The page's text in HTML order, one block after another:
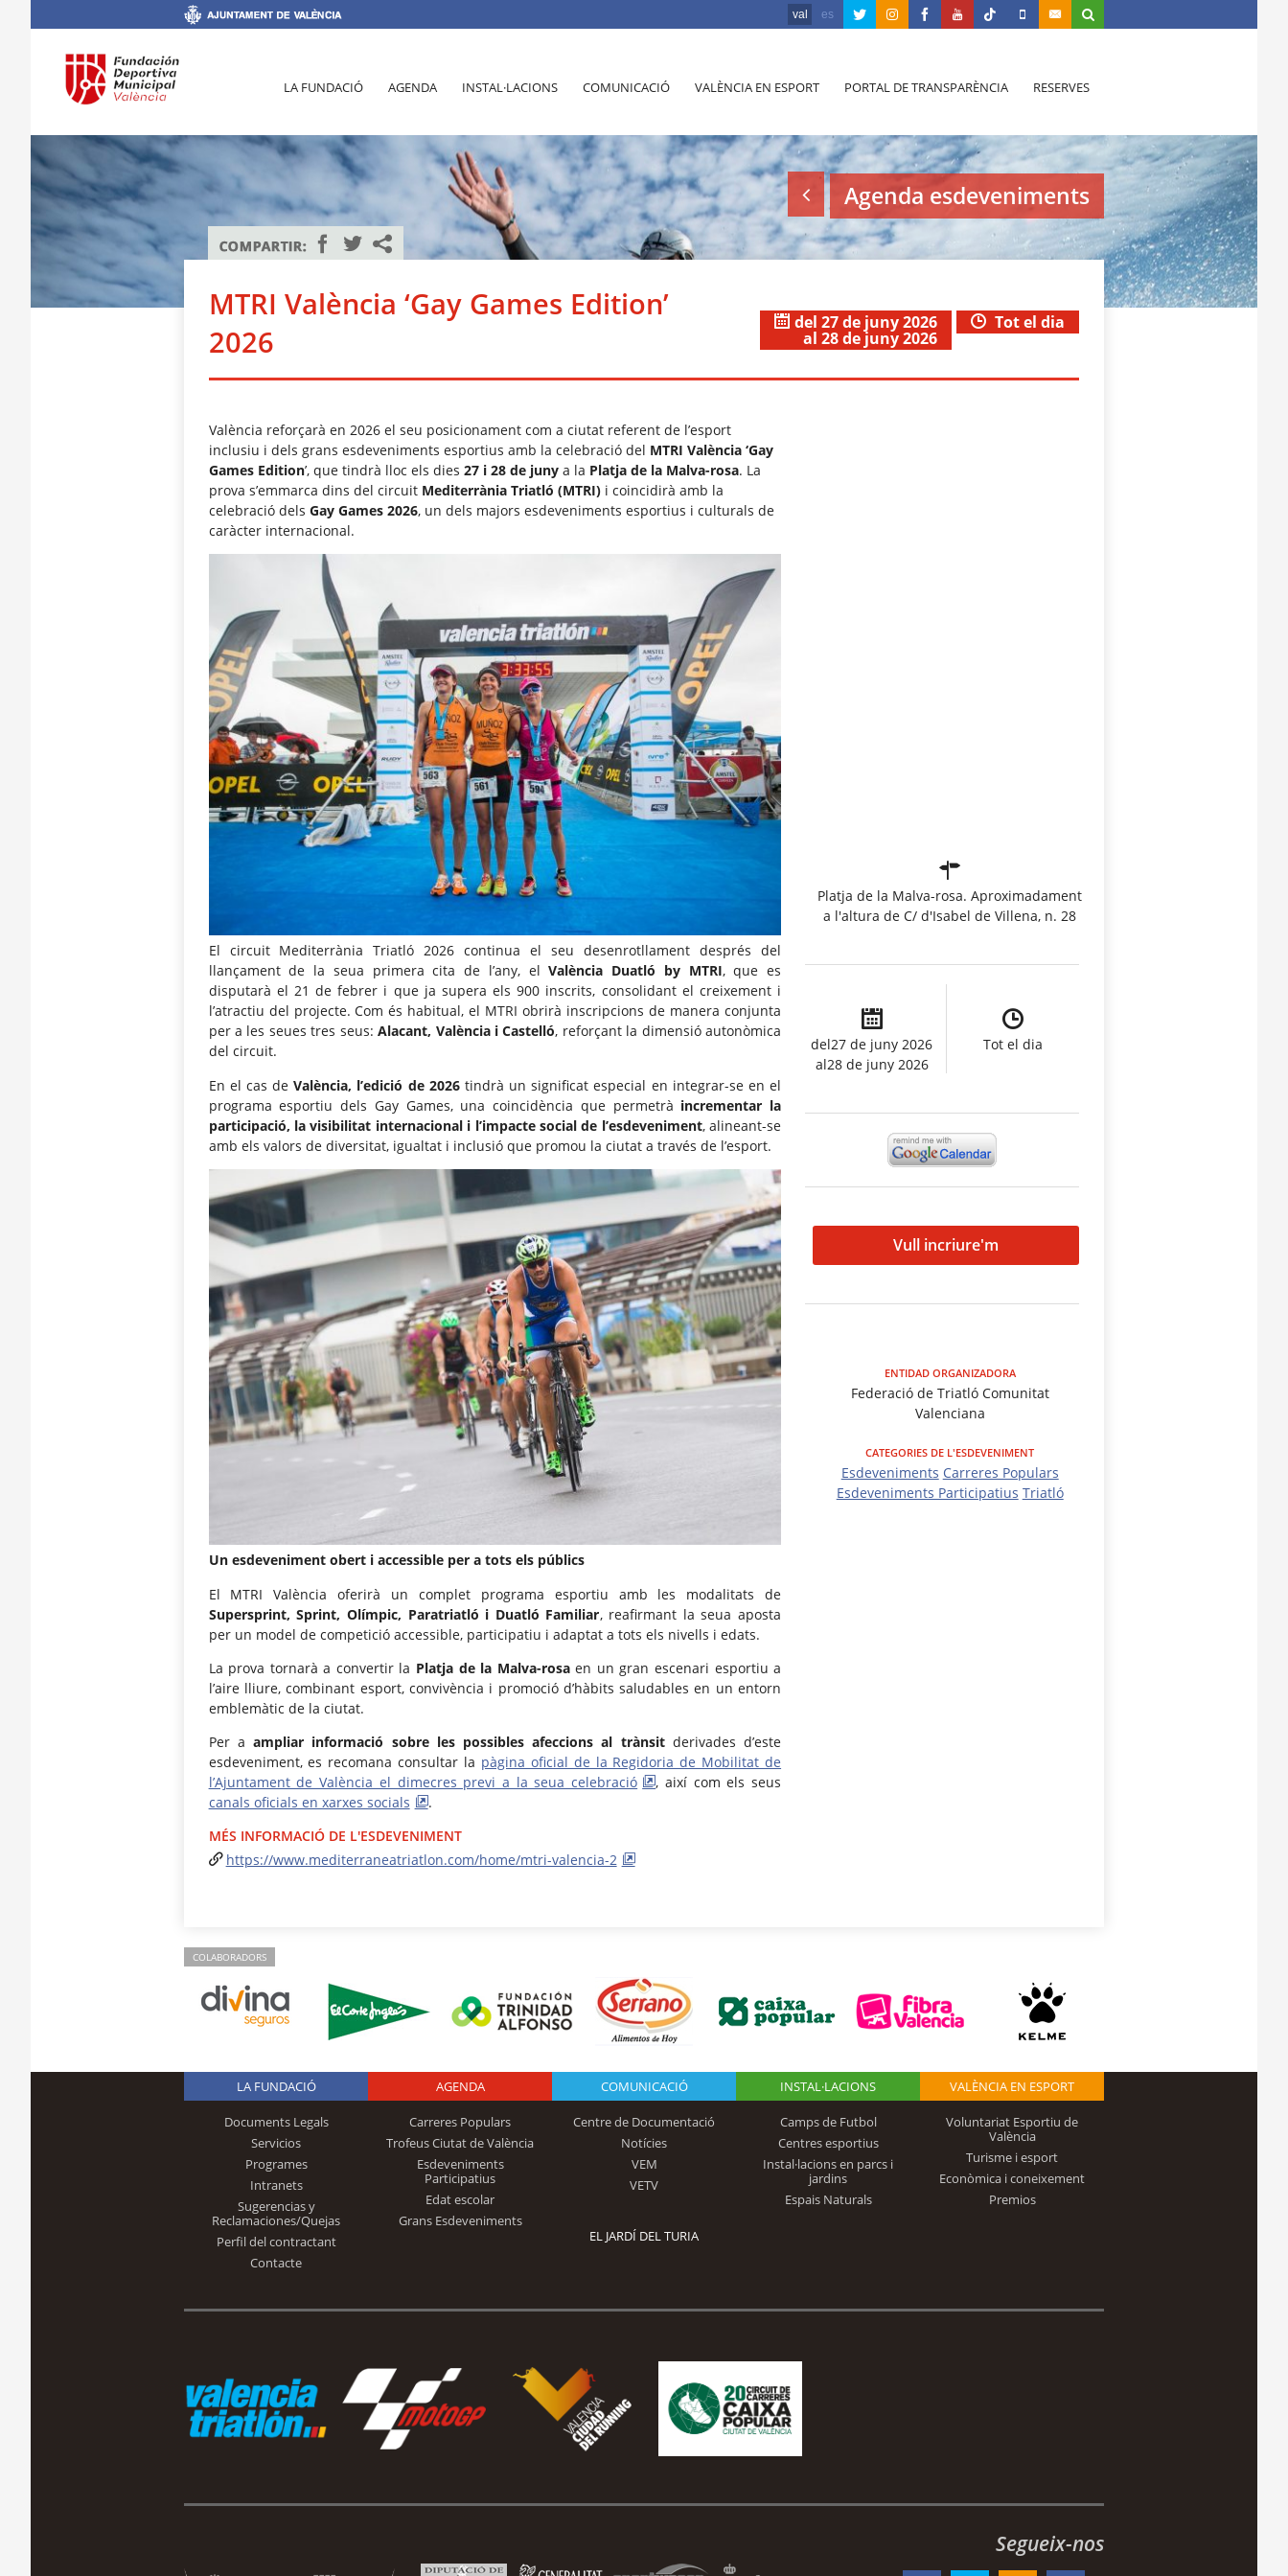
val es
LA FUNDACIÓ AGENDA INSTAL·LACIONS COMUNICACIÓ VALÈNCIA EN ESPORT PORTAL DE TRANSPARÈNCIA RESERVES
Agenda esdeveniments
MTRI València ‘Gay Games Edition’
2026
Tot el dia
del 27 de juny 2026
al 28 de juny 2026
València reforçarà en 2026 el seu posicionament com a ciutat referent de l’esport
inclusiu i dels grans esdeveniments esportius amb la celebració del MTRI València ‘Gay
Games Edition’, que tindrà lloc els dies 27 i 28 de junya la Platja de la Malva-rosa. La
prova s’emmarca dins del circuit Mediterrània Triatló (MTRI)i coincidirà amb la
celebració dels Gay Games 2026, un dels majors esdeveniments esportius i culturals de
caràcter internacional.
El circuit Mediterrània Triatló 2026 continua el seu desenrotllament després del
llançament de la seua primera cita de l’any, elValència Duatló by MTRI, que es
disputarà el 21 de febrer i que ja supera els 900 inscrits, consolidant el creixement i
l’atractiu del projecte. Com és habitual, el MTRI obrirà inscripcions de manera conjunta
per a les seues tres seus:Alacant, València i Castelló, reforçant la dimensió autonòmica
del circuit.
En el cas deValència, l’edició de 2026tindrà un significat especial en integrar-se en el
programa esportiu dels Gay Games, una coincidència que permetrà incrementar la
participació, la visibilitat internacional i l’impacte social de l’esdeveniment, alineant-se
amb els valors de diversitat, igualtat i inclusió que promou la ciutat a través de l’esport.
Un esdeveniment obert i accessible per a tots els públics
El MTRI València oferirà un complet programa esportiu amb les modalitats de
Supersprint, Sprint, Olímpic, Paratriatló i Duatló Familiar, reafirmant la seua aposta
per un model de competició accessible, participatiu i adaptat a tots els nivells i edats.
La prova tornarà a convertir la Platja de la Malva-rosaen un gran escenari esportiu a
l’aire lliure, combinant esport, convivència i promoció d’hàbits saludables en un entorn
emblemàtic de la ciutat.
Per aampliar informació sobre les possibles afeccions al trànsitderivades d’este
esdeveniment, es recomana consultar la pàgina oficial de la Regidoria de Mobilitat de
l’Ajuntament de València el dimecres previ a la seua celebració
, així com els seus
canals oficials en xarxes socials
.
MÉS INFORMACIÓ DE L'ESDEVENIMENT
https://www.mediterraneatriatlon.com/home/mtri-valencia-2
Platja de la Malva-rosa. Aproximadament
a l'altura de C/ d'Isabel de Villena, n. 28
del27 de juny 2026
al28 de juny 2026
Tot el dia
Vull incriure'm
ENTIDAD ORGANIZADORA
Federació de Triatló Comunitat
Valenciana
CATEGORIES DE L'ESDEVENIMENT
Esdeveniments Carreres Populars
Esdeveniments Participatius Triatló
COLABORADORS
Logo Fundación
Trinidad Alfonso
LA FUNDACIÓ
Documents Legals
Servicios
Programes
Intranets
Sugerencias y
Reclamaciones/Quejas
Perfil del contractant
Contacte
AGENDA
Carreres Populars
Trofeus Ciutat de València
Esdeveniments
Participatius
Edat escolar
Grans Esdeveniments
COMUNICACIÓ
Centre de Documentació
Notícies
VEM
VETV
INSTAL·LACIONS
Camps de Futbol
Centres esportius
Instal·lacions en parcs i
jardins
Espais Naturals
VALÈNCIA EN ESPORT
Voluntariat Esportiu de
València
Turisme i esport
Econòmica i coneixement
Premios
EL JARDÍ DEL TURIA
Segueix-nos